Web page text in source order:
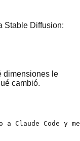
Stable Diffusion:
dimensiones le
cambió.
a Claude